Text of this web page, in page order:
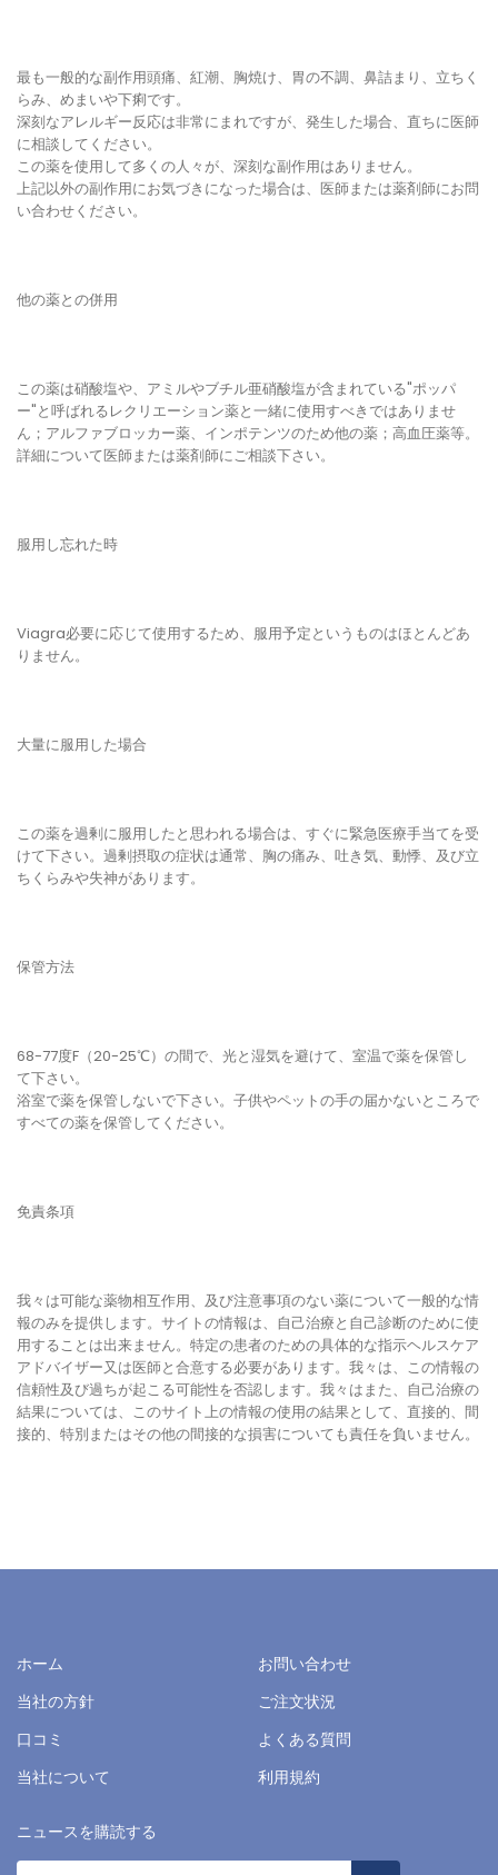
最も一般的な副作用頭痛、紅潮、胸焼け、胃の不調、鼻詰まり、立ちく
らみ、めまいや下痢です。
深刻なアレルギー反応は非常にまれですが、発生した場合、直ちに医師
に相談してください。
この薬を使用して多くの人々が、深刻な副作用はありません。
上記以外の副作用にお気づきになった場合は、医師または薬剤師にお問
い合わせください。
他の薬との併用
この薬は硝酸塩や、アミルやブチル亜硝酸塩が含まれている"ポッパ
ー"と呼ばれるレクリエーション薬と一緒に使用すべきではありませ
ん；アルファブロッカー薬、インポテンツのため他の薬；高血圧薬等。
詳細について医師または薬剤師にご相談下さい。
服用し忘れた時
Viagra必要に応じて使用するため、服用予定というものはほとんどあ
りません。
大量に服用した場合
この薬を過剰に服用したと思われる場合は、すぐに緊急医療手当てを受
けて下さい。過剰摂取の症状は通常、胸の痛み、吐き気、動悸、及び立
ちくらみや失神があります。
保管方法
68-77度F（20-25℃）の間で、光と湿気を避けて、室温で薬を保管し
て下さい。
浴室で薬を保管しないで下さい。子供やペットの手の届かないところで
すべての薬を保管してください。
免責条項
我々は可能な薬物相互作用、及び注意事項のない薬について一般的な情
報のみを提供します。サイトの情報は、自己治療と自己診断のために使
用することは出来ません。特定の患者のための具体的な指示ヘルスケア
アドバイザー又は医師と合意する必要があります。我々は、この情報の
信頼性及び過ちが起こる可能性を否認します。我々はまた、自己治療の
結果については、このサイト上の情報の使用の結果として、直接的、間
接的、特別またはその他の間接的な損害についても責任を負いません。
ホーム
お問い合わせ
当社の方針
ご注文状況
口コミ
よくある質問
当社について
利用規約
ニュースを購読する